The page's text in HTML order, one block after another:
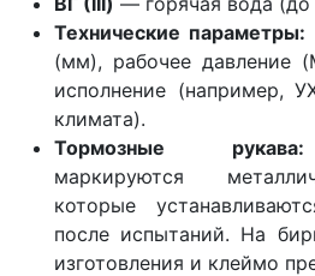
Технические параметры:
(мм), рабочее давление
исполнение (например,
климата).
Тормозные рукава:
маркируются
которые
после испытаний. На
изготовления и клеймо